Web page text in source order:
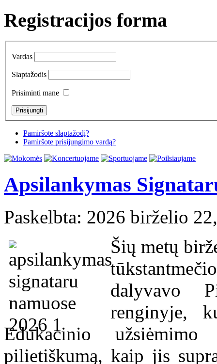
Registracijos forma
Vardas
Slaptažodis
Prisiminti mane
Pamiršote slaptažodį?
Pamiršote prisijungimo vardą?
Apsilankymas
Paskelbta: 2026 birželio
Šių metų
dalyvavo
renginyje,
Edukacinio
pilietiškumą, kaip jis